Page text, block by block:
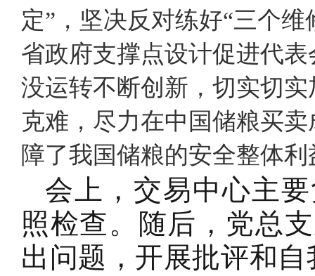
定”，坚决反对练好“三个
省政府支撑点设计促进代
没运转不断创新，切实切
克难，尽力在中国储粮买
障了我国储粮的安全整体
会上，交易中心主
照检查。随后，党总
出问题，开展批评和